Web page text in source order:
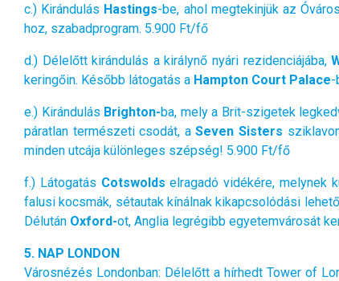
c.) Kirándulás Hastings-be, ahol megtekinjük az
hoz, szabadprogram. 5.900 Ft/fő
d.) Délelőtt kirándulás a királynő nyári rezidenciájába,
keringőin. Később látogatás a Hampton Court Palace-
e.) Kirándulás Brighton-ba, mely a Brit-szigetek
páratlan természeti csodát, aSeven Sisters
minden utcája különleges szépség! 5.900 Ft/fő
f.) Látogatás Cotswolds elragadó vidékére, melynek
falusi kocsmák, sétautak kínálnak kikapcsolódási
Délután Oxford-ot, Anglia legrégibb egyetemvárosát
5. NAP LONDON
Városnézés Londonban: Délelőtt a hírhedt Tower of